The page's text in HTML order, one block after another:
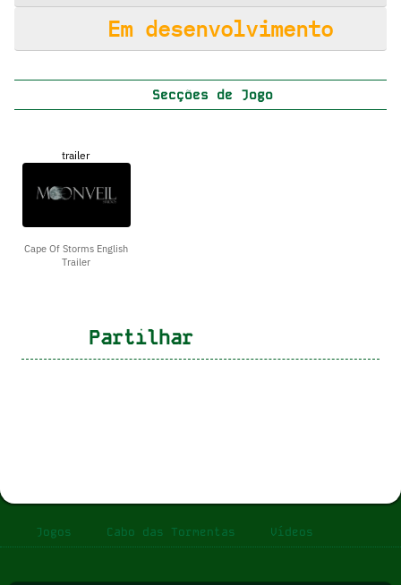
Em desenvolvimento
Secções de Jogo
trailer
Cape Of Storms English
Trailer
Partilhar
Jogos Cabo das Tormentas Vídeos